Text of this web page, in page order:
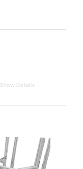
Show Details